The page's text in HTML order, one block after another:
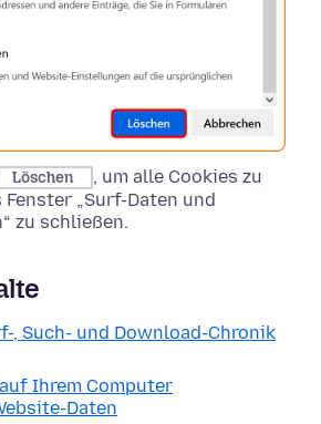
Löschen
, um alle Cookies zu
„Surf-Daten und
zu schließen.
, Such- und Download-Chronik
Ihrem Computer
Daten